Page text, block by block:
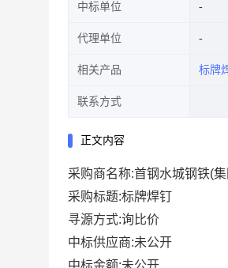
中标单位
代理单位
相关产品 标牌
联系方式
正文内容
采购商名称:首钢水城钢铁(
采购标题:标牌焊钉
寻源方式:询比价
中标供应商:未公开
中标金额:未公开